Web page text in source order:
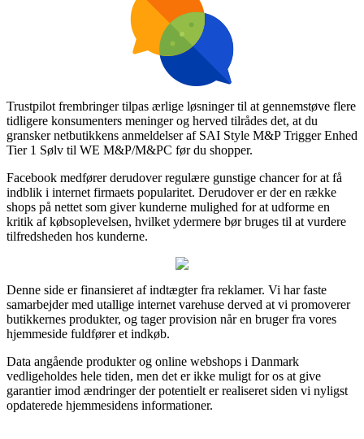
Trustpilot frembringer tilpas ærlige løsninger til at gennemstøve flere
tidligere konsumenters meninger og herved tilrådes det, at du
gransker netbutikkens anmeldelser af SAI Style M&P Trigger Enhed
Tier 1 Sølv til WE M&P/M&PC før du shopper.
Facebook medfører derudover regulære gunstige chancer for at få
indblik i internet firmaets popularitet. Derudover er der en række
shops på nettet som giver kunderne mulighed for at udforme en
kritik af købsoplevelsen, hvilket ydermere bør bruges til at vurdere
tilfredsheden hos kunderne.
Denne side er finansieret af indtægter fra reklamer. Vi har faste
samarbejder med utallige internet varehuse derved at vi promoverer
butikkernes produkter, og tager provision når en bruger fra vores
hjemmeside fuldfører et indkøb.
Data angående produkter og online webshops i Danmark
vedligeholdes hele tiden, men det er ikke muligt for os at give
garantier imod ændringer der potentielt er realiseret siden vi nyligst
opdaterede hjemmesidens informationer.